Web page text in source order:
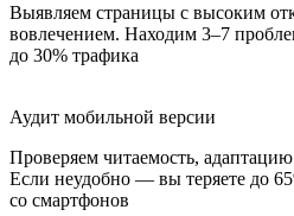
Выявляем страницы с высоким
вовлечением. Находим 3–7
до 30% трафика
Аудит мобильной версии
Проверяем читаемость,
Если неудобно — вы теряете до
со смартфонов